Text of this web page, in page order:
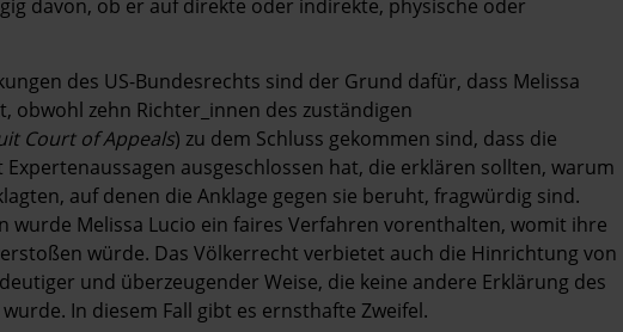
davon, ob er auf direkte oder indirekte, physische oder
des US-Bundesrechts sind der Grund dafür, dass Melissa
obwohl zehn Richter_innen des zuständigen
Court of Appeals) zu dem Schluss gekommen sind, dass die
ausgeschlossen hat, die erklären sollten, warum
auf denen die Anklage gegen sie beruht, fragwürdig sind.
wurde Melissa Lucio ein faires Verfahren vorenthalten, womit ihre
würde. Das Völkerrecht verbietet auch die Hinrichtung von
und überzeugender Weise, die keine andere Erklärung des
In diesem Fall gibt es ernsthafte Zweifel.